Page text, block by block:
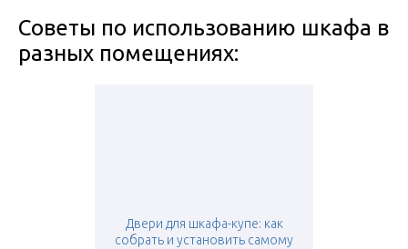
Советы по использованию шкафа в
разных помещениях:
Двери для шкафа-купе: как
собрать и установить самому